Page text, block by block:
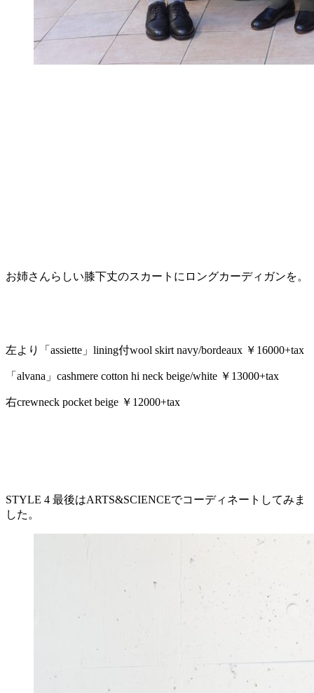
お姉さんらしい膝下丈のスカートにロングカーディガンを。
左より「assiette」lining付wool skirt navy/bordeaux ￥16000+tax
「alvana」cashmere cotton hi neck beige/white ￥13000+tax
右crewneck pocket beige ￥12000+tax
STYLE 4 最後はARTS&SCIENCEでコーディネートしてみま
した。